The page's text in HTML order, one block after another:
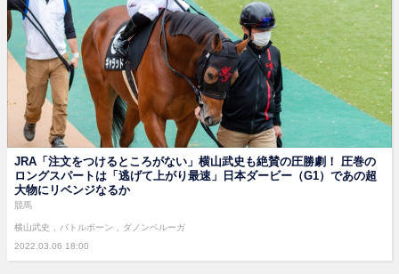
JRA「注文をつけるところがない」横山武史も絶賛の圧勝劇！ 圧巻の
ロングスパートは「逃げて上がり最速」日本ダービー（G1）であの超
大物にリベンジなるか
2022.03.06 18:00
競馬
横山武史 バトルボーン ダノンベルーガ